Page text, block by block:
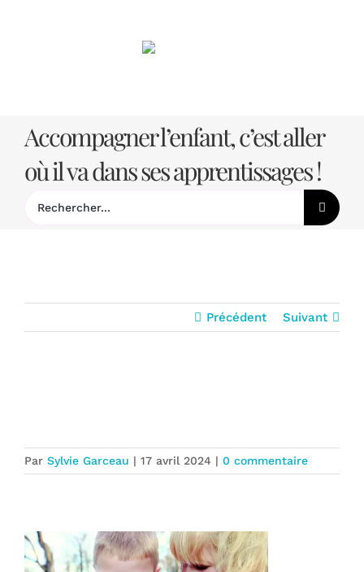
Accompagner l’enfant, c’est aller
où il va dans ses apprentissages !
Précédent Suivant
Par Sylvie Garceau | 17 avril 2024 | 0 commentaire